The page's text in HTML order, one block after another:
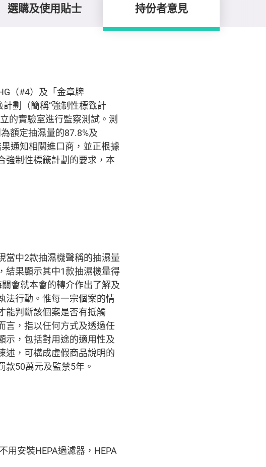
選購及使用貼士 持份者意見
（#4）及「金章牌
劃（簡稱“強制性標籤計
的實驗室進行監察測試。測
額定抽濕量的87.8%及
通知相關進口商，並正根據
強制性標籤計劃的要求，本
當中2款抽濕機聲稱的抽濕量
結果顯示其中1款抽濕機量得
會就本會的轉介作出了解及
法行動。惟每一宗個案的情
能判斷該個案是否有抵觸
言，指以任何方式及透過任
示，包括對用途的適用性及
述，可構成虛假商品說明的
50萬元及監禁5年。
用安裝HEPA過濾器，HEPA